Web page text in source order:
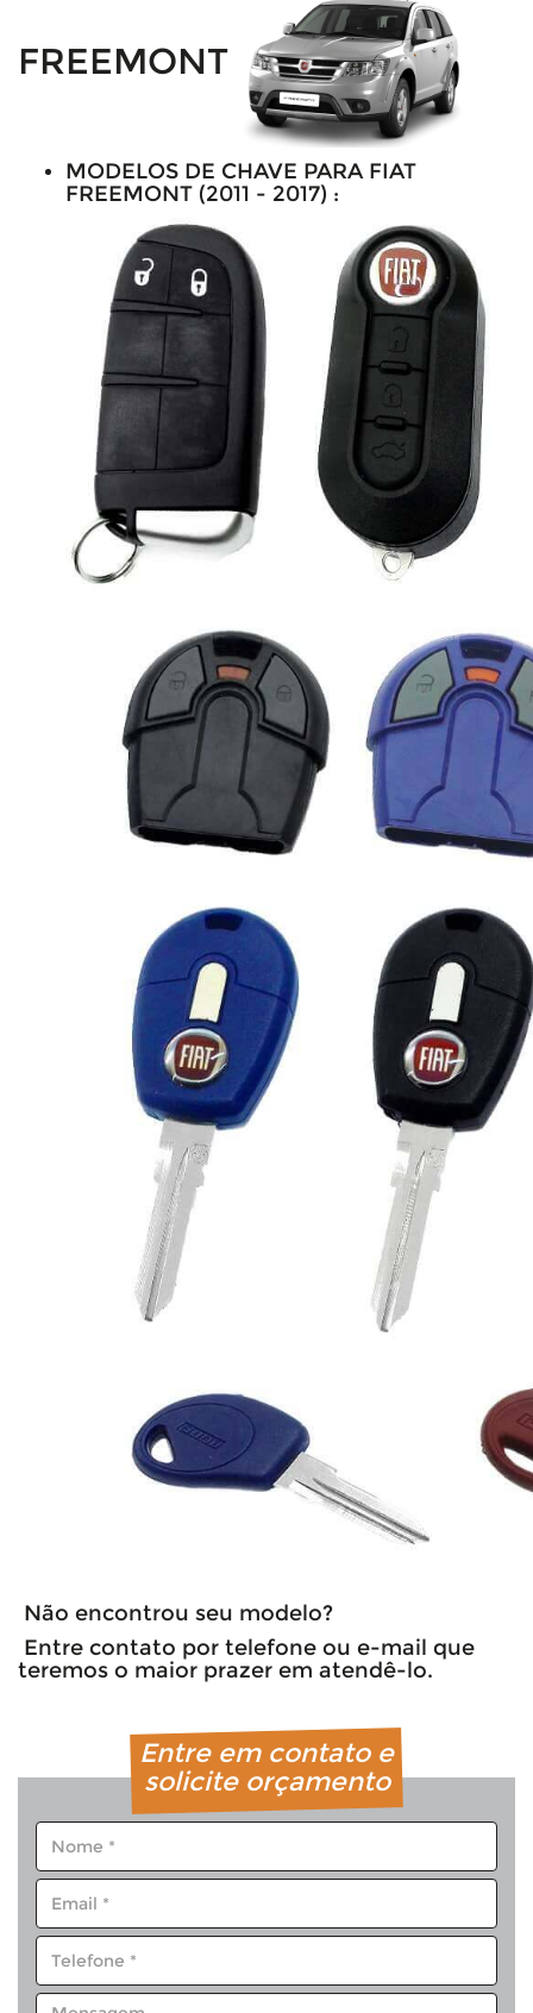
FREEMONT
MODELOS DE CHAVE PARA FIAT
FREEMONT (2011 - 2017) :
Não encontrou seu modelo?
Entre contato por telefone ou e-mail que
teremos o maior prazer em atendê-lo.
Entre em contato e
solicite orçamento